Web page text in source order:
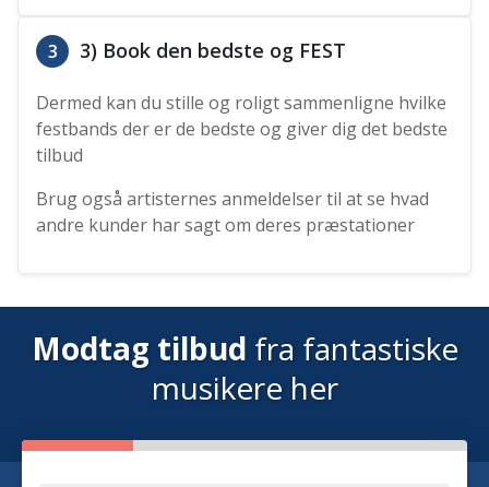
3 3) Book den bedste og FEST
Dermed kan du stille og roligt sammenligne hvilke
festbands der er de bedste og giver dig det bedste
tilbud
Brug også artisternes anmeldelser til at se hvad
andre kunder har sagt om deres præstationer
Modtag tilbud fra fantastiske
musikere her